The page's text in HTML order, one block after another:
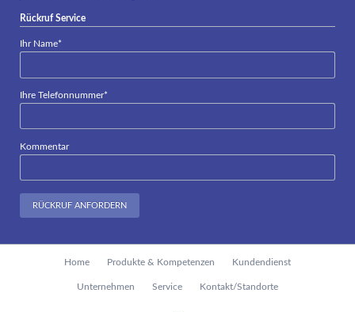
Rückruf Service
Pflichtfeld
Ihr Name*
Pflichtfeld
Ihre Telefonnummer*
Kommentar
RÜCKRUF ANFORDERN
Home Produkte & Kompetenzen Kundendienst
Unternehmen Service Kontakt/Standorte